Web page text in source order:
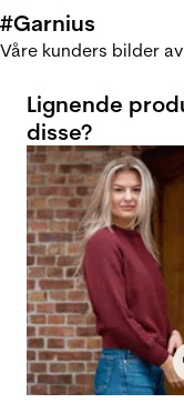
#Garnius
Våre kunders bilder
Lignende
disse?